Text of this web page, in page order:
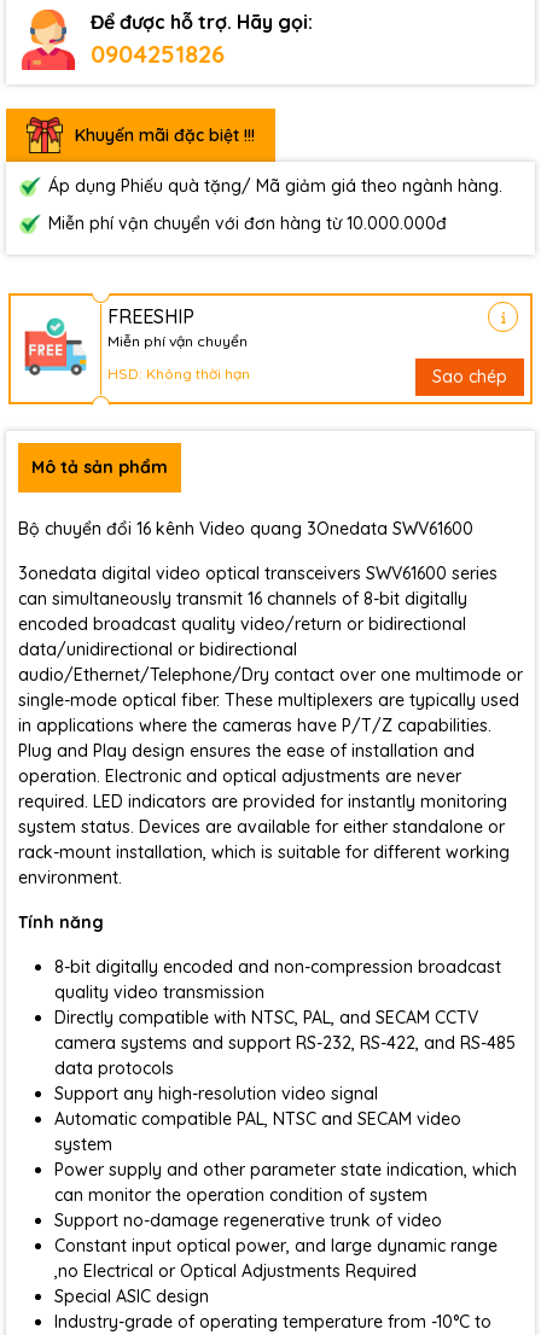
Để được hỗ trợ. Hãy gọi:
0904251826
Khuyến mãi đặc biệt !!!
Áp dụng Phiếu quà tặng/ Mã giảm giá theo ngành hàng.
Miễn phí vận chuyển với đơn hàng từ 10.000.000đ
FREESHIP
Miễn phí vận chuyển
HSD: Không thời hạn
Sao chép
Mô tả sản phẩm
Bộ chuyển đổi 16 kênh Video quang 3Onedata SWV61600
3onedata digital video optical transceivers SWV61600 series
can simultaneously transmit 16 channels of 8-bit digitally
encoded broadcast quality video/return or bidirectional
data/unidirectional or bidirectional
audio/Ethernet/Telephone/Dry contact over one multimode or
single-mode optical fiber. These multiplexers are typically used
in applications where the cameras have P/T/Z capabilities.
Plug and Play design ensures the ease of installation and
operation. Electronic and optical adjustments are never
required. LED indicators are provided for instantly monitoring
system status. Devices are available for either standalone or
rack-mount installation, which is suitable for different working
environment.
Tính năng
8-bit digitally encoded and non-compression broadcast
quality video transmission
Directly compatible with NTSC, PAL, and SECAM CCTV
camera systems and support RS-232, RS-422, and RS-485
data protocols
Support any high-resolution video signal
Automatic compatible PAL, NTSC and SECAM video
system
Power supply and other parameter state indication, which
can monitor the operation condition of system
Support no-damage regenerative trunk of video
Constant input optical power, and large dynamic range
,no Electrical or Optical Adjustments Required
Special ASIC design
Industry-grade of operating temperature from -10°C to